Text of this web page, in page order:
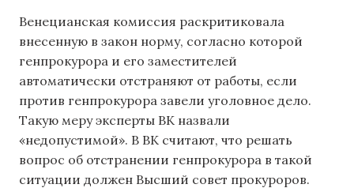
Венецианская комиссия раскритиковала
внесенную в закон норму, согласно которой
генпрокурора и его заместителей
автоматически отстраняют от работы, если
против генпрокурора завели уголовное дело.
Такую меру эксперты ВК назвали
«недопустимой». В ВК считают, что решать
вопрос об отстранении генпрокурора в такой
ситуации должен Высший совет прокуроров.